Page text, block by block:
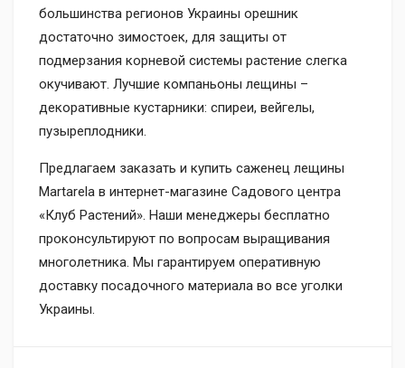
большинства регионов Украины орешник
достаточно зимостоек, для защиты от
подмерзания корневой системы растение слегка
окучивают. Лучшие компаньоны лещины –
декоративные кустарники: спиреи, вейгелы,
пузыреплодники.
Предлагаем заказать и купить саженец лещины
Martarela в интернет-магазине Садового центра
«Клуб Растений». Наши менеджеры бесплатно
проконсультируют по вопросам выращивания
многолетника. Мы гарантируем оперативную
доставку посадочного материала во все уголки
Украины.